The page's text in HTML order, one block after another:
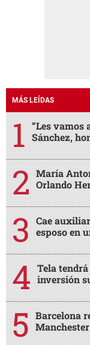
MÁS LEÍDAS
“Les vamos
Sánchez,
María
Orlando
Cae
esposo en
Tela
inversión
Barcelona